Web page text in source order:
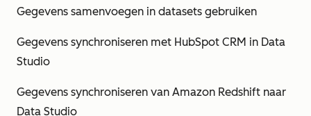
Gegevens samenvoegen in datasets gebruiken
Gegevens synchroniseren met HubSpot CRM in Data
Studio
Gegevens synchroniseren van Amazon Redshift naar
Data Studio